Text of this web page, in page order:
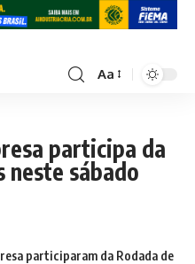
Aa
participa da
neste sábado
participaram da Rodada de